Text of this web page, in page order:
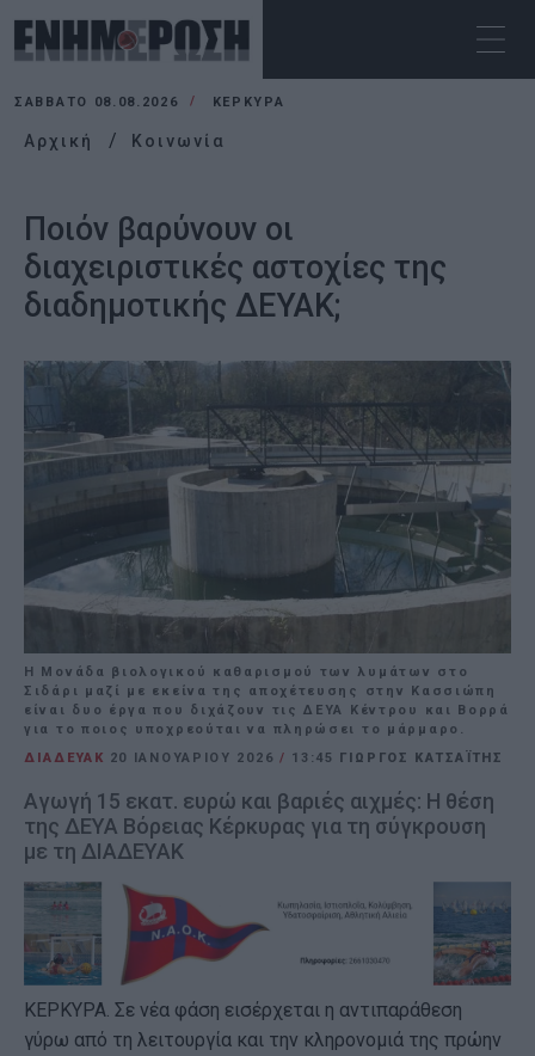
ΣΆΒΒΑΤΟ 08.08.2026 ΚΕΡΚΥΡΑ
Αρχική Κοινωνία
Ποιόν βαρύνουν οι
διαχειριστικές αστοχίες της
διαδημοτικής ΔΕΥΑΚ;
Η Μονάδα βιολογικού καθαρισμού των λυμάτων στο
Σιδάρι μαζί με εκείνα της αποχέτευσης στην Κασσιώπη
είναι δυο έργα που διχάζουν τις ΔΕΥΑ Κέντρου και Βορρά
για το ποιος υποχρεούται να πληρώσει το μάρμαρο.
ΔΙΑΔΕΥΑΚ 20 ΙΑΝΟΥΑΡΊΟΥ 2026 / 13:45 ΓΙΩΡΓΟΣ ΚΑΤΣΑΪΤΗΣ
Αγωγή 15 εκατ. ευρώ και βαριές αιχμές: Η θέση
της ΔΕΥΑ Βόρειας Κέρκυρας για τη σύγκρουση
με τη ΔΙΑΔΕΥΑΚ
ΚΕΡΚΥΡΑ. Σε νέα φάση εισέρχεται η αντιπαράθεση
γύρω από τη λειτουργία και την κληρονομιά της πρώην